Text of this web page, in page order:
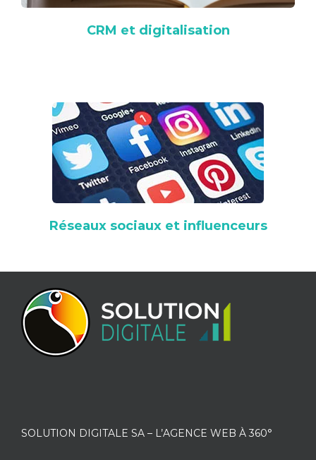
CRM et digitalisation
Réseaux sociaux et influenceurs
SOLUTION DIGITALE SA – L’AGENCE WEB À 360°